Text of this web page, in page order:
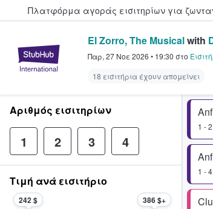
Πλατφόρμα αγοράς εισιτηρίων για
StubHub - Όπου οι
El Zorro, The Musicalwith
Παρ, 27 Νοε 2026 • 19:30 στο
18 εισιτήρια έχουν απομείνει
1 -
1 -
Αριθμός εισιτηρίων
1 2 3 4
Τιμή ανά εισιτήριο
242 $ 386 $